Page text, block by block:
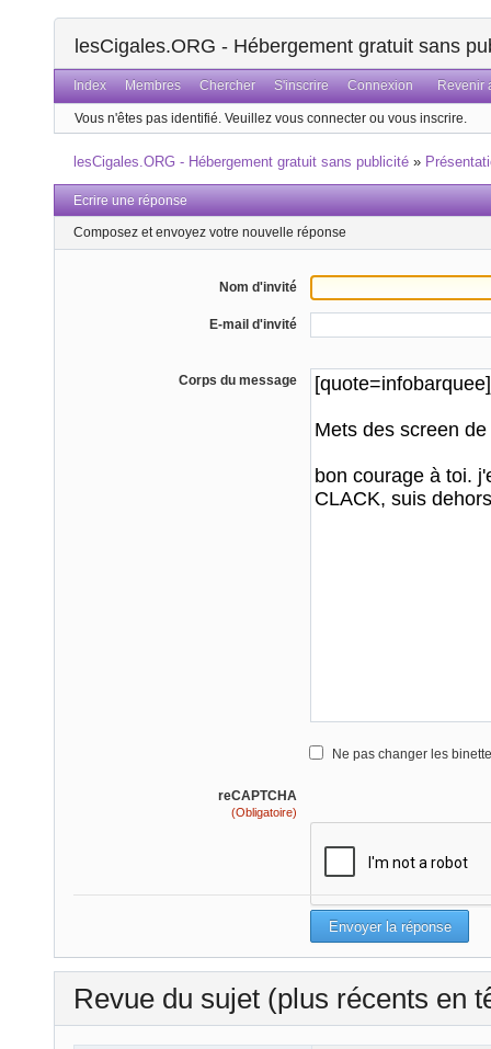
lesCigales.ORG - Hébergement gratuit sans
Index Membres Chercher S'inscrire Connexion Revenir
Vous n'êtes pas identifié. Veuillez vous connecter ou vous inscrire.
lesCigales.ORG - Hébergement gratuit sans publicité »
Ecrire une réponse
Composez et envoyez votre nouvelle réponse
Nom d'invité
E-mail d'invité
Corps du message
Ne pas changer les
reCAPTCHA
(Obligatoire)
Revue du sujet (plus récents en